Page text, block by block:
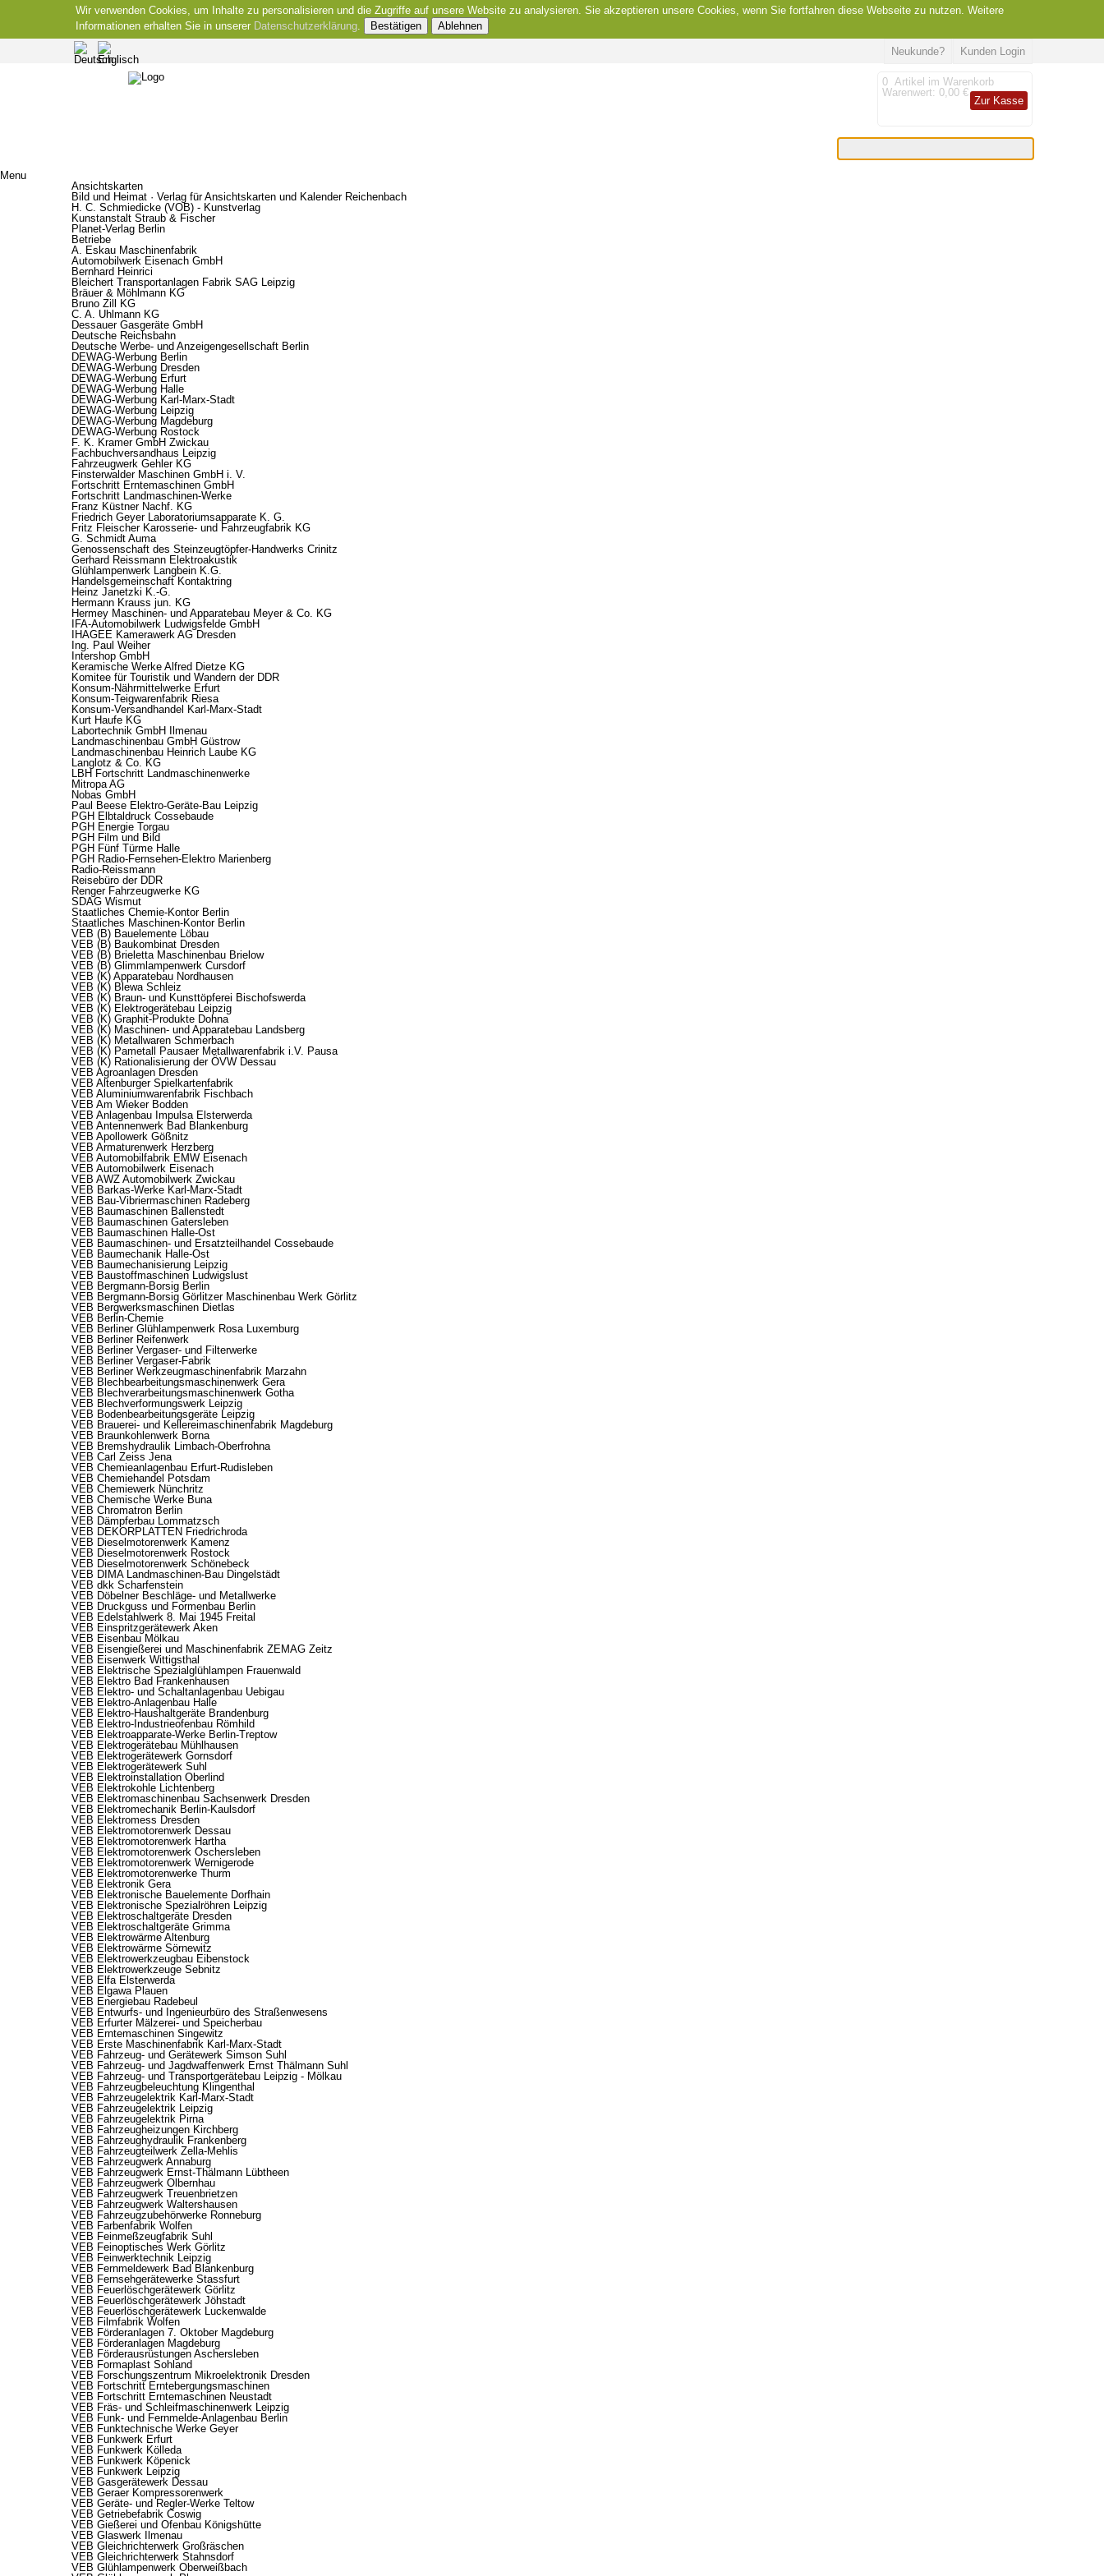
Wir verwenden Cookies, um Inhalte zu personalisieren und die Zugriffe auf unsere Website zu analysieren. Sie akzeptieren unsere Cookies, wenn Sie fortfahren diese Webseite zu nutzen. Weitere
Informationen erhalten Sie in unserer Datenschutzerklärung. Bestätigen Ablehnen
Kunden Login
Neukunde?
0 Artikel im Warenkorb
Warenwert: 0,00 €
Zur Kasse
Menu
Ansichtskarten
Bild und Heimat · Verlag für Ansichtskarten und Kalender Reichenbach
H. C. Schmiedicke (VOB) - Kunstverlag
Kunstanstalt Straub & Fischer
Planet-Verlag Berlin
Betriebe
A. Eskau Maschinenfabrik
Automobilwerk Eisenach GmbH
Bernhard Heinrici
Bleichert Transportanlagen Fabrik SAG Leipzig
Bräuer & Möhlmann KG
Bruno Zill KG
C. A. Uhlmann KG
Dessauer Gasgeräte GmbH
Deutsche Reichsbahn
Deutsche Werbe- und Anzeigengesellschaft Berlin
DEWAG-Werbung Berlin
DEWAG-Werbung Dresden
DEWAG-Werbung Erfurt
DEWAG-Werbung Halle
DEWAG-Werbung Karl-Marx-Stadt
DEWAG-Werbung Leipzig
DEWAG-Werbung Magdeburg
DEWAG-Werbung Rostock
F. K. Kramer GmbH Zwickau
Fachbuchversandhaus Leipzig
Fahrzeugwerk Gehler KG
Finsterwalder Maschinen GmbH i. V.
Fortschritt Erntemaschinen GmbH
Fortschritt Landmaschinen-Werke
Franz Küstner Nachf. KG
Friedrich Geyer Laboratoriumsapparate K. G.
Fritz Fleischer Karosserie- und Fahrzeugfabrik KG
G. Schmidt Auma
Genossenschaft des Steinzeugtöpfer-Handwerks Crinitz
Gerhard Reissmann Elektroakustik
Glühlampenwerk Langbein K.G.
Handelsgemeinschaft Kontaktring
Heinz Janetzki K.-G.
Hermann Krauss jun. KG
Hermey Maschinen- und Apparatebau Meyer & Co. KG
IFA-Automobilwerk Ludwigsfelde GmbH
IHAGEE Kamerawerk AG Dresden
Ing. Paul Weiher
Intershop GmbH
Keramische Werke Alfred Dietze KG
Komitee für Touristik und Wandern der DDR
Konsum-Nährmittelwerke Erfurt
Konsum-Teigwarenfabrik Riesa
Konsum-Versandhandel Karl-Marx-Stadt
Kurt Haufe KG
Labortechnik GmbH Ilmenau
Landmaschinenbau GmbH Güstrow
Landmaschinenbau Heinrich Laube KG
Langlotz & Co. KG
LBH Fortschritt Landmaschinenwerke
Mitropa AG
Nobas GmbH
Paul Beese Elektro-Geräte-Bau Leipzig
PGH Elbtaldruck Cossebaude
PGH Energie Torgau
PGH Film und Bild
PGH Fünf Türme Halle
PGH Radio-Fernsehen-Elektro Marienberg
Radio-Reissmann
Reisebüro der DDR
Renger Fahrzeugwerke KG
SDAG Wismut
Staatliches Chemie-Kontor Berlin
Staatliches Maschinen-Kontor Berlin
VEB (B) Bauelemente Löbau
VEB (B) Baukombinat Dresden
VEB (B) Brieletta Maschinenbau Brielow
VEB (B) Glimmlampenwerk Cursdorf
VEB (K) Apparatebau Nordhausen
VEB (K) Blewa Schleiz
VEB (K) Braun- und Kunsttöpferei Bischofswerda
VEB (K) Elektrogerätebau Leipzig
VEB (K) Graphit-Produkte Dohna
VEB (K) Maschinen- und Apparatebau Landsberg
VEB (K) Metallwaren Schmerbach
VEB (K) Pametall Pausaer Metallwarenfabrik i.V. Pausa
VEB (K) Rationalisierung der ÖVW Dessau
VEB Agroanlagen Dresden
VEB Altenburger Spielkartenfabrik
VEB Aluminiumwarenfabrik Fischbach
VEB Am Wieker Bodden
VEB Anlagenbau Impulsa Elsterwerda
VEB Antennenwerk Bad Blankenburg
VEB Apollowerk Gößnitz
VEB Armaturenwerk Herzberg
VEB Automobilfabrik EMW Eisenach
VEB Automobilwerk Eisenach
VEB AWZ Automobilwerk Zwickau
VEB Barkas-Werke Karl-Marx-Stadt
VEB Bau-Vibriermaschinen Radeberg
VEB Baumaschinen Ballenstedt
VEB Baumaschinen Gatersleben
VEB Baumaschinen Halle-Ost
VEB Baumaschinen- und Ersatzteilhandel Cossebaude
VEB Baumechanik Halle-Ost
VEB Baumechanisierung Leipzig
VEB Baustoffmaschinen Ludwigslust
VEB Bergmann-Borsig Berlin
VEB Bergmann-Borsig Görlitzer Maschinenbau Werk Görlitz
VEB Bergwerksmaschinen Dietlas
VEB Berlin-Chemie
VEB Berliner Glühlampenwerk Rosa Luxemburg
VEB Berliner Reifenwerk
VEB Berliner Vergaser- und Filterwerke
VEB Berliner Vergaser-Fabrik
VEB Berliner Werkzeugmaschinenfabrik Marzahn
VEB Blechbearbeitungsmaschinenwerk Gera
VEB Blechverarbeitungsmaschinenwerk Gotha
VEB Blechverformungswerk Leipzig
VEB Bodenbearbeitungsgeräte Leipzig
VEB Brauerei- und Kellereimaschinenfabrik Magdeburg
VEB Braunkohlenwerk Borna
VEB Bremshydraulik Limbach-Oberfrohna
VEB Carl Zeiss Jena
VEB Chemieanlagenbau Erfurt-Rudisleben
VEB Chemiehandel Potsdam
VEB Chemiewerk Nünchritz
VEB Chemische Werke Buna
VEB Chromatron Berlin
VEB Dämpferbau Lommatzsch
VEB DEKORPLATTEN Friedrichroda
VEB Dieselmotorenwerk Kamenz
VEB Dieselmotorenwerk Rostock
VEB Dieselmotorenwerk Schönebeck
VEB DIMA Landmaschinen-Bau Dingelstädt
VEB dkk Scharfenstein
VEB Döbelner Beschläge- und Metallwerke
VEB Druckguss und Formenbau Berlin
VEB Edelstahlwerk 8. Mai 1945 Freital
VEB Einspritzgerätewerk Aken
VEB Eisenbau Mölkau
VEB Eisengießerei und Maschinenfabrik ZEMAG Zeitz
VEB Eisenwerk Wittigsthal
VEB Elektrische Spezialglühlampen Frauenwald
VEB Elektro Bad Frankenhausen
VEB Elektro- und Schaltanlagenbau Uebigau
VEB Elektro-Anlagenbau Halle
VEB Elektro-Haushaltgeräte Brandenburg
VEB Elektro-Industrieofenbau Römhild
VEB Elektroapparate-Werke Berlin-Treptow
VEB Elektrogerätebau Mühlhausen
VEB Elektrogerätewerk Gornsdorf
VEB Elektrogerätewerk Suhl
VEB Elektroinstallation Oberlind
VEB Elektrokohle Lichtenberg
VEB Elektromaschinenbau Sachsenwerk Dresden
VEB Elektromechanik Berlin-Kaulsdorf
VEB Elektromess Dresden
VEB Elektromotorenwerk Dessau
VEB Elektromotorenwerk Hartha
VEB Elektromotorenwerk Oschersleben
VEB Elektromotorenwerk Wernigerode
VEB Elektromotorenwerke Thurm
VEB Elektronik Gera
VEB Elektronische Bauelemente Dorfhain
VEB Elektronische Spezialröhren Leipzig
VEB Elektroschaltgeräte Dresden
VEB Elektroschaltgeräte Grimma
VEB Elektrowärme Altenburg
VEB Elektrowärme Sörnewitz
VEB Elektrowerkzeugbau Eibenstock
VEB Elektrowerkzeuge Sebnitz
VEB Elfa Elsterwerda
VEB Elgawa Plauen
VEB Energiebau Radebeul
VEB Entwurfs- und Ingenieurbüro des Straßenwesens
VEB Erfurter Mälzerei- und Speicherbau
VEB Erntemaschinen Singewitz
VEB Erste Maschinenfabrik Karl-Marx-Stadt
VEB Fahrzeug- und Gerätewerk Simson Suhl
VEB Fahrzeug- und Jagdwaffenwerk Ernst Thälmann Suhl
VEB Fahrzeug- und Transportgerätebau Leipzig - Mölkau
VEB Fahrzeugbeleuchtung Klingenthal
VEB Fahrzeugelektrik Karl-Marx-Stadt
VEB Fahrzeugelektrik Leipzig
VEB Fahrzeugelektrik Pirna
VEB Fahrzeugheizungen Kirchberg
VEB Fahrzeughydraulik Frankenberg
VEB Fahrzeugteilwerk Zella-Mehlis
VEB Fahrzeugwerk Annaburg
VEB Fahrzeugwerk Ernst-Thälmann Lübtheen
VEB Fahrzeugwerk Olbernhau
VEB Fahrzeugwerk Treuenbrietzen
VEB Fahrzeugwerk Waltershausen
VEB Fahrzeugzubehörwerke Ronneburg
VEB Farbenfabrik Wolfen
VEB Feinmeßzeugfabrik Suhl
VEB Feinoptisches Werk Görlitz
VEB Feinwerktechnik Leipzig
VEB Fernmeldewerk Bad Blankenburg
VEB Fernsehgerätewerke Stassfurt
VEB Feuerlöschgerätewerk Görlitz
VEB Feuerlöschgerätewerk Jöhstadt
VEB Feuerlöschgerätewerk Luckenwalde
VEB Filmfabrik Wolfen
VEB Förderanlagen 7. Oktober Magdeburg
VEB Förderanlagen Magdeburg
VEB Förderausrüstungen Aschersleben
VEB Formaplast Sohland
VEB Forschungszentrum Mikroelektronik Dresden
VEB Fortschritt Erntebergungsmaschinen
VEB Fortschritt Erntemaschinen Neustadt
VEB Fräs- und Schleifmaschinenwerk Leipzig
VEB Funk- und Fernmelde-Anlagenbau Berlin
VEB Funktechnische Werke Geyer
VEB Funkwerk Erfurt
VEB Funkwerk Kölleda
VEB Funkwerk Köpenick
VEB Funkwerk Leipzig
VEB Gasgerätewerk Dessau
VEB Geraer Kompressorenwerk
VEB Geräte- und Regler-Werke Teltow
VEB Getriebefabrik Coswig
VEB Gießerei und Ofenbau Königshütte
VEB Glaswerk Ilmenau
VEB Gleichrichterwerk Großräschen
VEB Gleichrichterwerk Stahnsdorf
VEB Glühlampenwerk Oberweißbach